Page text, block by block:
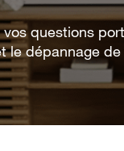
questions
le dépannage